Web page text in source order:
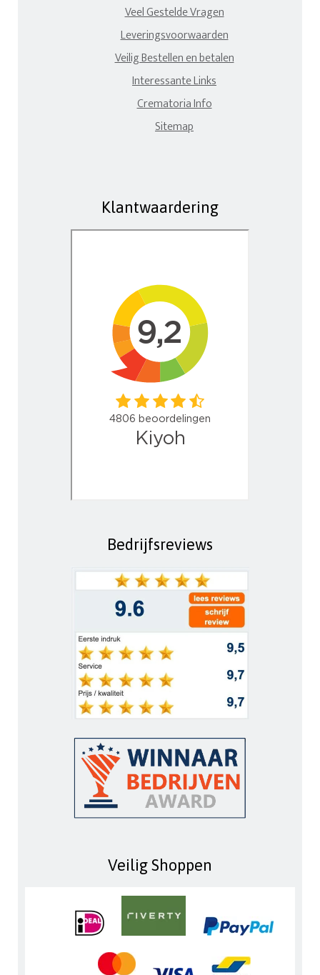
Veel Gestelde Vragen
Leveringsvoorwaarden
Veilig Bestellen en betalen
Interessante Links
Crematoria Info
Sitemap
Klantwaardering
Bedrijfsreviews
Veilig Shoppen